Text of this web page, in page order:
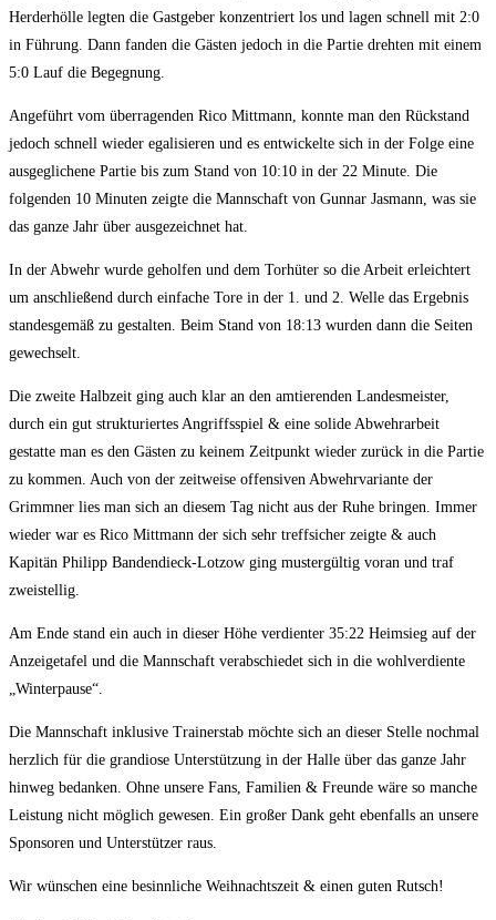
Herderhölle legten die Gastgeber konzentriert los und lagen schnell mit 2:0
in Führung. Dann fanden die Gästen jedoch in die Partie drehten mit einem
5:0 Lauf die Begegnung.
Angeführt vom überragenden Rico Mittmann, konnte man den Rückstand
jedoch schnell wieder egalisieren und es entwickelte sich in der Folge eine
ausgeglichene Partie bis zum Stand von 10:10 in der 22 Minute. Die
folgenden 10 Minuten zeigte die Mannschaft von Gunnar Jasmann, was sie
das ganze Jahr über ausgezeichnet hat.
In der Abwehr wurde geholfen und dem Torhüter so die Arbeit erleichtert
um anschließend durch einfache Tore in der 1. und 2. Welle das Ergebnis
standesgemäß zu gestalten. Beim Stand von 18:13 wurden dann die Seiten
gewechselt.
Die zweite Halbzeit ging auch klar an den amtierenden Landesmeister,
durch ein gut strukturiertes Angriffsspiel & eine solide Abwehrarbeit
gestatte man es den Gästen zu keinem Zeitpunkt wieder zurück in die Partie
zu kommen. Auch von der zeitweise offensiven Abwehrvariante der
Grimmner lies man sich an diesem Tag nicht aus der Ruhe bringen. Immer
wieder war es Rico Mittmann der sich sehr treffsicher zeigte & auch
Kapitän Philipp Bandendieck-Lotzow ging mustergültig voran und traf
zweistellig.
Am Ende stand ein auch in dieser Höhe verdienter 35:22 Heimsieg auf der
Anzeigetafel und die Mannschaft verabschiedet sich in die wohlverdiente
„Winterpause“.
Die Mannschaft inklusive Trainerstab möchte sich an dieser Stelle nochmal
herzlich für die grandiose Unterstützung in der Halle über das ganze Jahr
hinweg bedanken. Ohne unsere Fans, Familien & Freunde wäre so manche
Leistung nicht möglich gewesen. Ein großer Dank geht ebenfalls an unsere
Sponsoren und Unterstützer raus.
Wir wünschen eine besinnliche Weihnachtszeit & einen guten Rutsch!